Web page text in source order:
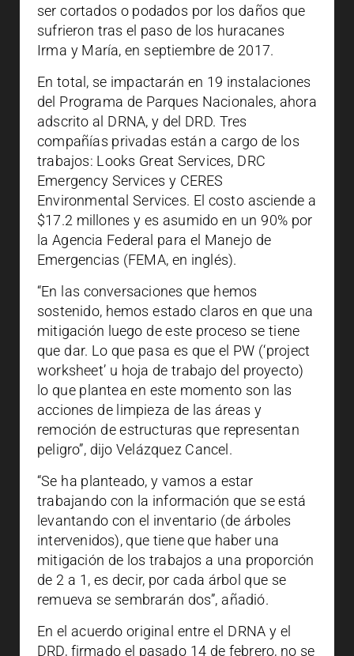
ser cortados o podados por los daños que
sufrieron tras el paso de los huracanes
Irma y María, en septiembre de 2017.
En total, se impactarán en 19 instalaciones
del Programa de Parques Nacionales, ahora
adscrito al DRNA, y del DRD. Tres
compañías privadas están a cargo de los
trabajos: Looks Great Services, DRC
Emergency Services y CERES
Environmental Services. El costo asciende a
$17.2 millones y es asumido en un 90% por
la Agencia Federal para el Manejo de
Emergencias (FEMA, en inglés).
“En las conversaciones que hemos
sostenido, hemos estado claros en que una
mitigación luego de este proceso se tiene
que dar. Lo que pasa es que el PW (‘project
worksheet’ u hoja de trabajo del proyecto)
lo que plantea en este momento son las
acciones de limpieza de las áreas y
remoción de estructuras que representan
peligro”, dijo Velázquez Cancel.
“Se ha planteado, y vamos a estar
trabajando con la información que se está
levantando con el inventario (de árboles
intervenidos), que tiene que haber una
mitigación de los trabajos a una proporción
de 2 a 1, es decir, por cada árbol que se
remueva se sembrarán dos”, añadió.
En el acuerdo original entre el DRNA y el
DRD, firmado el pasado 14 de febrero, no se